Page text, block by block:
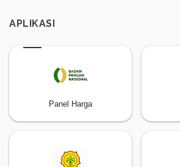
APLIKASI
Panel Harga